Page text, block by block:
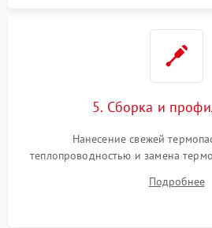
5. Сборка и
Нанесение свежей
теплопроводностью и замена
шлейфов, модулей памяти иПодробнее